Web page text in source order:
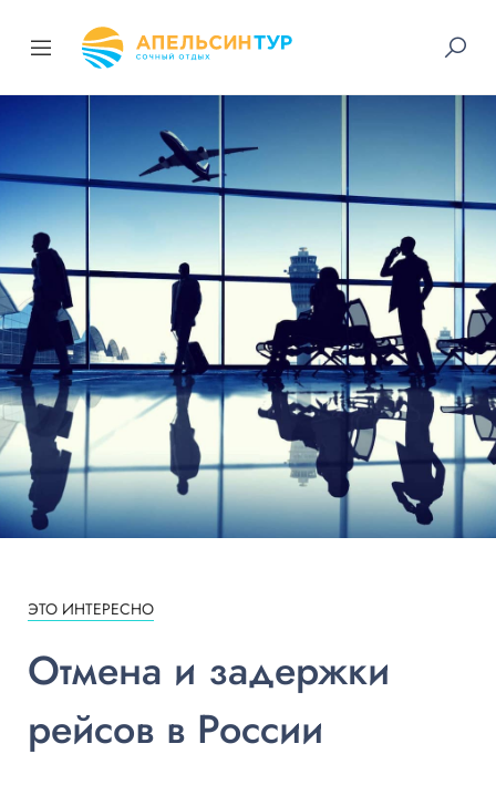
ЭТО ИНТЕРЕСНО
Отмена и задержки
рейсов в России